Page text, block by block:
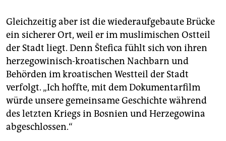
Gleichzeitig aber ist die wiederaufgebaute Brücke
ein sicherer Ort, weil er im muslimischen Ostteil
der Stadt liegt. Denn Štefica fühlt sich von ihren
herzegowinisch-kroatischen Nachbarn und
Behörden im kroatischen Westteil der Stadt
verfolgt. „Ich hoffte, mit dem Dokumentarfilm
würde unsere gemeinsame Geschichte während
des letzten Kriegs in Bosnien und Herzegowina
abgeschlossen.“